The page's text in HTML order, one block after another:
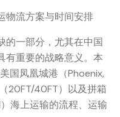
物流方案与时间安排
的一部分，尤其在中国
有重要的战略意义。本
国凤凰城港（Phoenix,
20FT/40FT）以及拼箱
海上运输的流程、运输